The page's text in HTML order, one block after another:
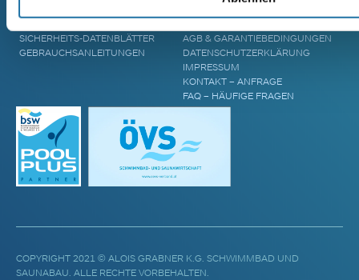
SICHERHEITS-DATENBLÄTTER
GEBRAUCHSANLEITUNGEN
AGB & GARANTIEBEDINGUNGEN
DATENSCHUTZERKLÄRUNG
IMPRESSUM
KONTAKT – ANFRAGE
FAQ – HÄUFIGE FRAGEN
COPYRIGHT 2021 © ALOIS GRABNER K.G. SCHWIMMBAD UND
SAUNABAU. ALLE RECHTE VORBEHALTEN.